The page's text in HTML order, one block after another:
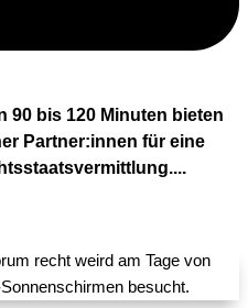
90 bis 120 Minuten bieten
Partner:innen für eine